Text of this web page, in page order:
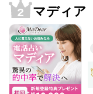
マディア